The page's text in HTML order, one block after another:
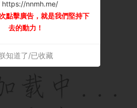
https://nnmh.me/
點擊廣告，就是我們堅持下
去的動力！
知道了/已收藏